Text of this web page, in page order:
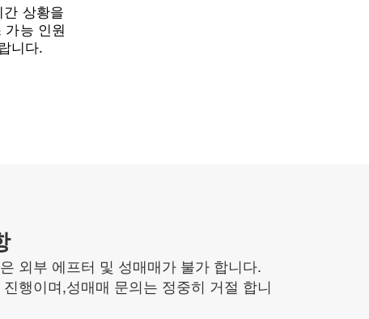
상황을
가능 인원
니다.
외부 에프터 및 성매매가 불가 합니다.
행이며,성매매 문의는 정중히 거절 합니